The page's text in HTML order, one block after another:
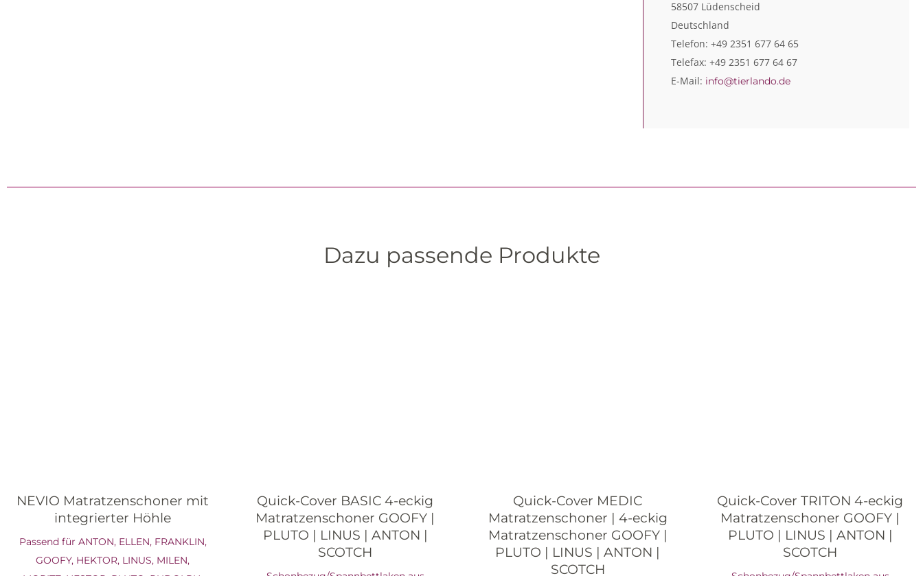
58507 Lüdenscheid
Deutschland
Telefon: +49 2351 677 64 65
Telefax: +49 2351 677 64 67
E-Mail: info@tierlando.de
Dazu passende Produkte
NEVIO Matratzenschoner mit
integrierter Höhle
Passend für ANTON, ELLEN, FRANKLIN,
GOOFY, HEKTOR, LINUS, MILEN,
Quick-Cover BASIC 4-eckig
Matratzenschoner GOOFY |
PLUTO | LINUS | ANTON |
SCOTCH
Quick-Cover MEDIC
Matratzenschoner | 4-eckig
Matratzenschoner GOOFY |
PLUTO | LINUS | ANTON |
SCOTCH
Quick-Cover TRITON 4-eckig
Matratzenschoner GOOFY |
PLUTO | LINUS | ANTON |
SCOTCH